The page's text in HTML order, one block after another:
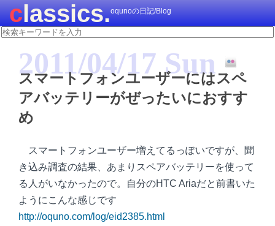
classics.oqunoの日記/Blog
2011/04/17 Sun
スマートフォンユーザーにはスペ
アバッテリーがぜったいにおすす
め
スマートフォンユーザー増えてるっぽいですが、聞
き込み調査の結果、あまりスペアバッテリーを使って
る人がいなかったので。自分のHTC Ariaだと前書いた
ようにこんな感じです
http://oquno.com/log/eid2385.html